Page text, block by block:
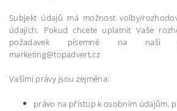
Subjekt údajů má možnost volby/
údajích. Pokud chcete uplatnit Vaše
požadavek písemně na naši
marketing@topadvert.cz
Vašimi právy jsou zejména:
právo na přístup k osobním údajům,